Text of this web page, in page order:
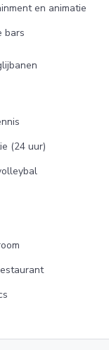
en animatie
bars
(24 uur)